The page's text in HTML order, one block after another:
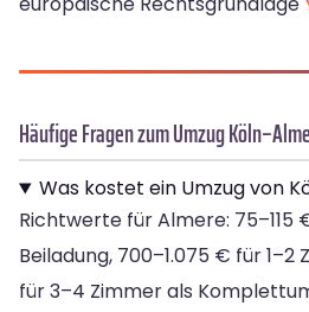
Häufige Fragen zum Umzug
Was kostet ein Umzug von
Richtwerte für Almere:
Beiladung, 700–1.075 € für 1–2
für 3–4 Zimmer als